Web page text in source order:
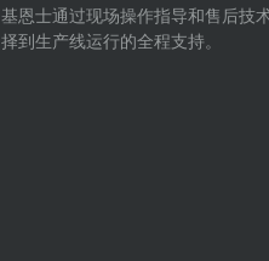
基恩士通过现场操作指导和售后技
择到生产线运行的全程支持。